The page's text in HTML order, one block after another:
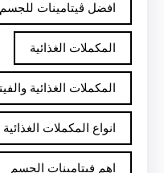
افضل ڤيتامينات للجسم
المكملات الغذائية
المكملات الغذائية
انواع المكملات
اهم فيتامينات الجسم